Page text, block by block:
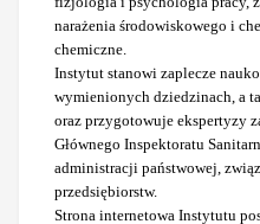
narażenia środowiskowego i
chemiczne.
Instytut stanowi zaplecze
wymienionych dziedzinach, a
oraz przygotowuje ekspertyzy
Głównego Inspektoratu
administracji państwowej,
przedsiębiorstw.
Strona internetowa Instytutu